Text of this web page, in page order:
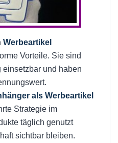
Werbeartikel
Vorteile. Sie sind
einsetzbar und haben
als Werbeartikel
Strategie im
täglich genutzt
sichtbar bleiben.